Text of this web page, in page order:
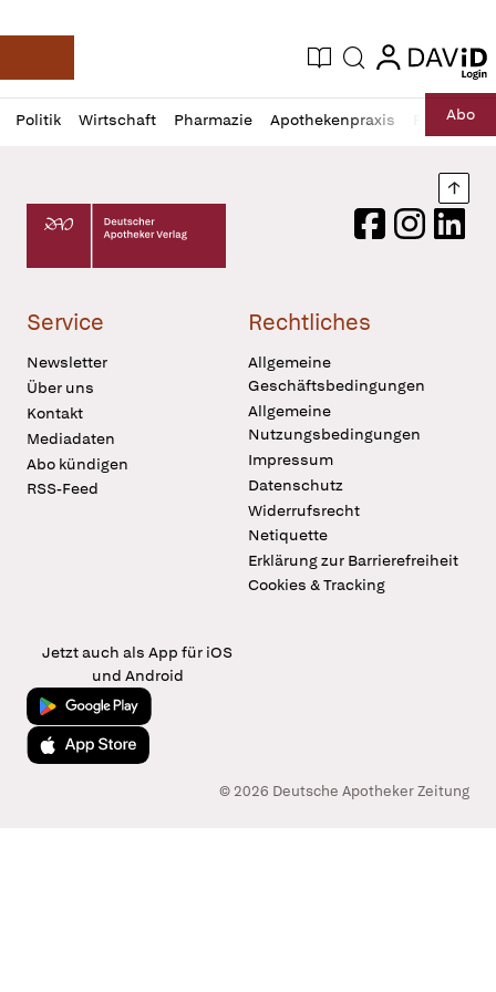
Deutsche Apotheker Zeitung
Aktuelle Ausgabe
Suche login
login
Politik Wirtschaft Pharmazie Apothekenpraxis RechtAbo
Profil
öffnen
Daz
Pur
Deutscher Apotheker Verlag Logo
FacebookInstagram
Service
Newsletter
Über uns
Kontakt
Mediadaten
Abo kündigen
RSS-Feed
Rechtliches
Allgemeine
Geschäftsbedingungen
Allgemeine
Nutzungsbedingungen
Impressum
Datenschutz
Widerrufsrecht
Netiquette
Erklärung zur Barrierefreiheit
Cookies & Tracking
Jetzt auch als App für iOS
und Android
Jetzt bei Google Play
Laden im App Store
© 2026 Deutsche Apotheker Zeitung